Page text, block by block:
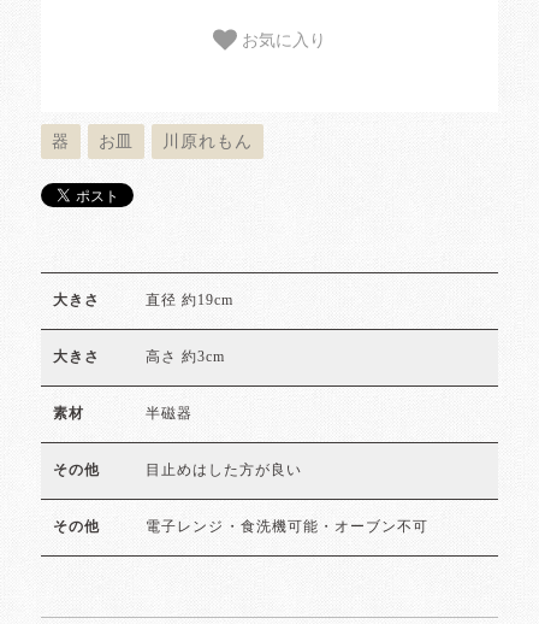
お気に入り
器 お皿 川原れもん
大きさ 直径 約19cm
大きさ 高さ 約3cm
素材 半磁器
その他 目止めはした方が良い
その他 電子レンジ・食洗機可能・オーブン不可